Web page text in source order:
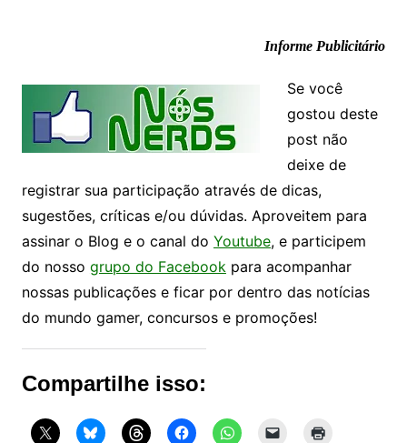
Informe Publicitário
Se você
gostou deste
post não
deixe de
registrar sua participação através de dicas,
sugestões, críticas e/ou dúvidas. Aproveitem para
assinar o Blog e o canal do Youtube, e participem
do nosso grupo do Facebook para acompanhar
nossas publicações e ficar por dentro das notícias
do mundo gamer, concursos e promoções!
Compartilhe isso: